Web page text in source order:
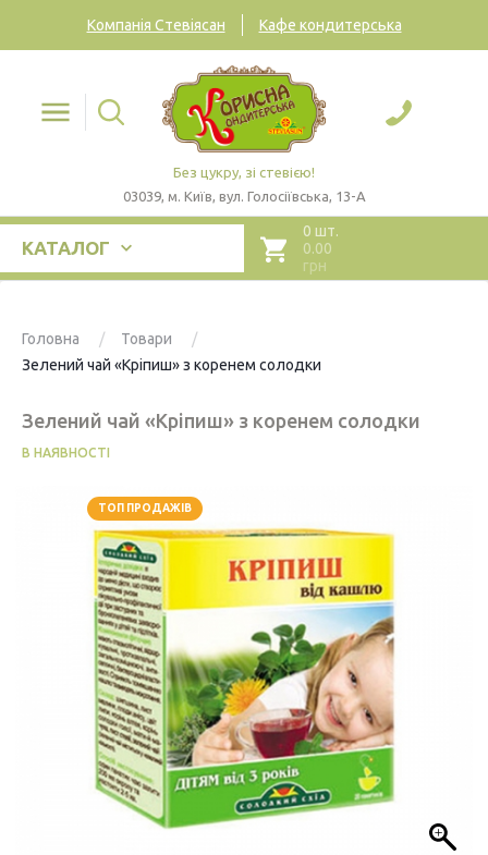
Компанія Стевіясан Кафе кондитерська
Без цукру, зі стевією!
03039, м. Київ, вул. Голосіївська, 13-А
КАТАЛОГ
0 шт.
0.00
грн
Головна
Товари
Зелений чай «Кріпиш» з коренем солодки
Зелений чай «Кріпиш» з коренем солодки
В НАЯВНОСТІ
ТОП ПРОДАЖІВ